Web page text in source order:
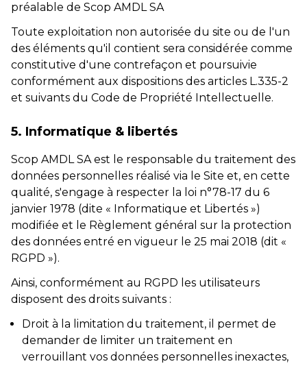
préalable de Scop AMDL SA
Toute exploitation non autorisée du site ou de l'un
des éléments qu'il contient sera considérée comme
constitutive d'une contrefaçon et poursuivie
conformément aux dispositions des articles L.335-2
et suivants du Code de Propriété Intellectuelle.
5. Informatique & libertés
Scop AMDL SA est le responsable du traitement des
données personnelles réalisé via le Site et, en cette
qualité, s'engage à respecter la loi n°78-17 du 6
janvier 1978 (dite « Informatique et Libertés »)
modifiée et le Règlement général sur la protection
des données entré en vigueur le 25 mai 2018 (dit «
RGPD »).
Ainsi, conformément au RGPD les utilisateurs
disposent des droits suivants :
Droit à la limitation du traitement, il permet de
demander de limiter un traitement en
verrouillant vos données personnelles inexactes,